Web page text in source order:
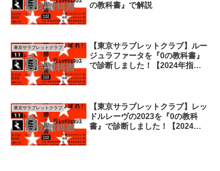
の教科書』で解説
東京サラブレットクラブ
【東京サラブレットクラブ】ルー
ジュラファータを『0の教科書』
で診断しました！【2024年指標
東京サラブレットクラブ
【東京サラブレットクラブ】レッ
ドルレーヴの2023を『0の教科
書』で診断しました！【2024年